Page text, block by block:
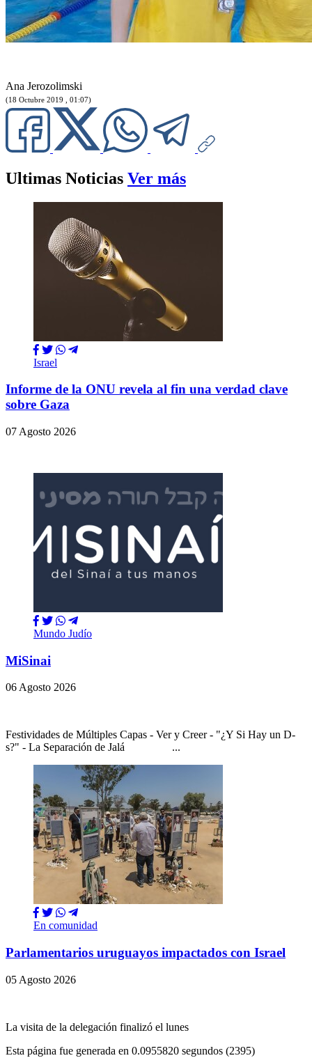
Ana Jerozolimski
(18 Octubre 2019 , 01:07)
Ultimas Noticias Ver más
Israel
Informe de la ONU revela al fin una verdad clave
sobre Gaza
07 Agosto 2026
Mundo Judío
MiSinai
06 Agosto 2026
Festividades de Múltiples Capas - Ver y Creer - "¿Y Si Hay un D-
s?" - La Separación de Jalá ...
En comunidad
Parlamentarios uruguayos impactados con Israel
05 Agosto 2026
La visita de la delegación finalizó el lunes
Esta página fue generada en 0.0955820 segundos (2395)